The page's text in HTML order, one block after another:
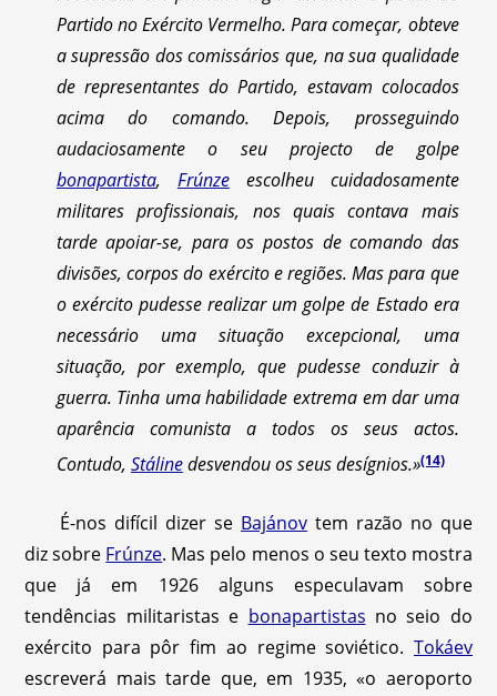
Partido no Exército Vermelho. Para começar, obteve
a supressão dos comissários que, na sua qualidade
de representantes do Partido, estavam colocados
acima do comando. Depois, prosseguindo
audaciosamente o seu projecto de golpe
bonapartista, Frúnzeescolheu cuidadosamente
militares profissionais, nos quais contava mais
tarde apoiar-se, para os postos de comando das
divisões, corpos do exército e regiões. Mas para que
o exército pudesse realizar um golpe de Estado era
necessário uma situação excepcional, uma
situação, por exemplo, que pudesse conduzir à
guerra. Tinha uma habilidade extrema em dar uma
aparência comunista a todos os seus actos.
Contudo, Stálinedesvendou os seus desígnios.»(14)
É-nos difícil dizer se Bajánov tem razão no que
diz sobre Frúnze. Mas pelo menos o seu texto mostra
que já em 1926 alguns especulavam sobre
tendências militaristas e bonapartistas no seio do
exército para pôr fim ao regime soviético. Tokáev
escreverá mais tarde que, em 1935, «o aeroporto